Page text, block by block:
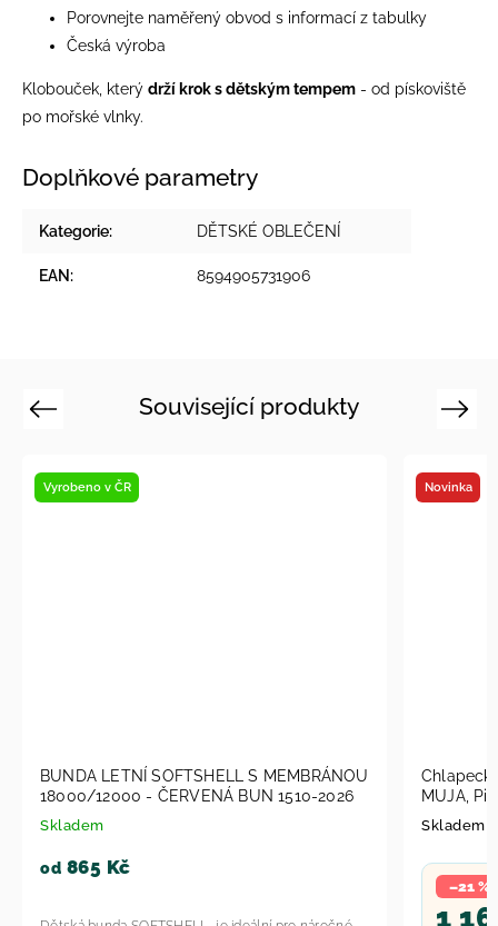
Porovnejte naměřený obvod s informací z tabulky
Česká výroba
Klobouček, který drží krok s dětským tempem - od pískoviště
po mořské vlnky.
Doplňkové parametry
Kategorie: DĚTSKÉ OBLEČENÍ
EAN: 8594905731906
Související produkty
Previous
BUN 1510-2026
Chlapecká bunda lyžařská zimní chlapecká
MUJA, Pidilidi, PD1150-02, kluk 2024
1 165 Kč
Next